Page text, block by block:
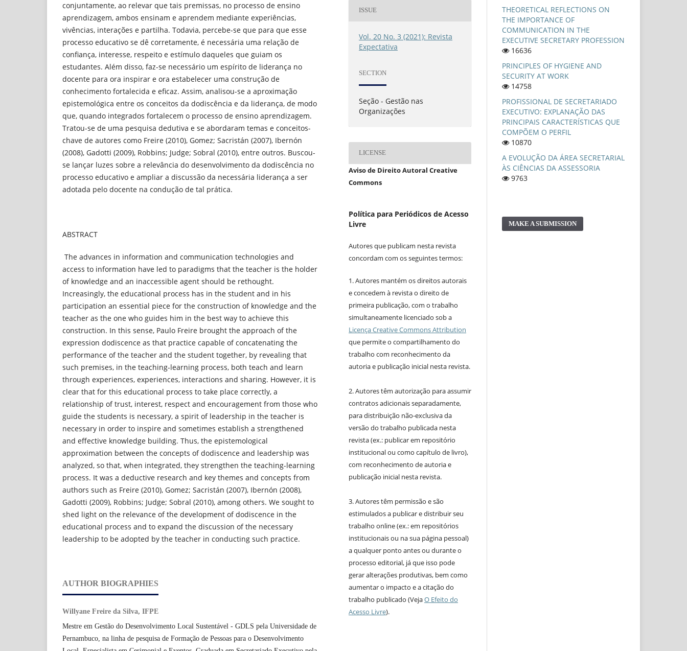
conjuntamente, ao relevar que tais premissas, no processo de ensino
aprendizagem, ambos ensinam e aprendem mediante experiências,
vivências, interações e partilha. Todavia, percebe-se que para que esse
processo educativo se dê corretamente, é necessária uma relação de
confiança, interesse, respeito e estímulo daqueles que guiam os
estudantes. Além disso, faz-se necessário um espírito de liderança no
docente para ora inspirar e ora estabelecer uma construção de
conhecimento fortalecida e eficaz. Assim, analisou-se a aproximação
epistemológica entre os conceitos da dodiscência e da liderança, de modo
que, quando integrados fortalecem o processo de ensino aprendizagem.
Tratou-se de uma pesquisa dedutiva e se abordaram temas e conceitos-
chave de autores como Freire (2010), Gomez; Sacristán (2007), Ibernón
(2008), Gadotti (2009), Robbins; Judge; Sobral (2010), entre outros. Buscou-
se lançar luzes sobre a relevância do desenvolvimento da dodiscência no
processo educativo e ampliar a discussão da necessária liderança a ser
adotada pelo docente na condução de tal prática.
ABSTRACT
The advances in information and communication technologies and
access to information have led to paradigms that the teacher is the holder
of knowledge and an inaccessible agent should be rethought.
Increasingly, the educational process has in the student and in his
participation an essential piece for the construction of knowledge and the
teacher as the one who guides him in the best way to achieve this
construction. In this sense, Paulo Freire brought the approach of the
expression dodiscence as that practice capable of concatenating the
performance of the teacher and the student together, by revealing that
such premises, in the teaching-learning process, both teach and learn
through experiences, experiences, interactions and sharing. However, it is
clear that for this educational process to take place correctly, a
relationship of trust, interest, respect and encouragement from those who
guide the students is necessary, a spirit of leadership in the teacher is
necessary in order to inspire and sometimes establish a strengthened
and effective knowledge building. Thus, the epistemological
approximation between the concepts of dodiscence and leadership was
analyzed, so that, when integrated, they strengthen the teaching-learning
process. It was a deductive research and key themes and concepts from
authors such as Freire (2010), Gomez; Sacristán (2007), Ibernón (2008),
Gadotti (2009), Robbins; Judge; Sobral (2010), among others. We sought to
shed light on the relevance of the development of dodiscence in the
educational process and to expand the discussion of the necessary
leadership to be adopted by the teacher in conducting such practice.
AUTHOR BIOGRAPHIES
Willyane Freire da Silva, IFPE
Mestre em Gestão do Desenvolvimento Local Sustentável - GDLS pela Universidade de
Pernambuco, na linha de pesquisa de Formação de Pessoas para o Desenvolvimento
ISSUE
Vol. 20 No. 3 (2021): Revista
Expectativa
SECTION
Seção - Gestão nas
Organizações
LICENSE
Aviso de Direito Autoral Creative
Commons
Política para Periódicos de Acesso
Livre
Autores que publicam nesta revista
concordam com os seguintes termos:
1. Autores mantém os direitos autorais
e concedem à revista o direito de
primeira publicação, com o trabalho
simultaneamente licenciado sob a
Licença Creative Commons Attribution
que permite o compartilhamento do
trabalho com reconhecimento da
autoria e publicação inicial nesta revista.
2. Autores têm autorização para assumir
contratos adicionais separadamente,
para distribuição não-exclusiva da
versão do trabalho publicada nesta
revista (ex.: publicar em repositório
institucional ou como capítulo de livro),
com reconhecimento de autoria e
publicação inicial nesta revista.
3. Autores têm permissão e são
estimulados a publicar e distribuir seu
trabalho online (ex.: em repositórios
institucionais ou na sua página pessoal)
a qualquer ponto antes ou durante o
processo editorial, já que isso pode
gerar alterações produtivas, bem como
aumentar o impacto e a citação do
trabalho publicado (VejaO Efeito do
Acesso Livre).
THEORETICAL REFLECTIONS ON
THE IMPORTANCE OF
COMMUNICATION IN THE
EXECUTIVE SECRETARY PROFESSION
16636
PRINCIPLES OF HYGIENE AND
SECURITY AT WORK
14758
PROFISSIONAL DE SECRETARIADO
EXECUTIVO: EXPLANAÇÃO DAS
PRINCIPAIS CARACTERÍSTICAS QUE
COMPÕEM O PERFIL
10870
A EVOLUÇÃO DA ÁREA SECRETARIAL
ÀS CIÊNCIAS DA ASSESSORIA
9763
MAKE A SUBMISSION